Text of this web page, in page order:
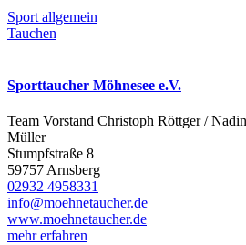
Sport allgemein
Tauchen
Sporttaucher Möhnesee e.V.
Team Vorstand Christoph Röttger /
Müller
Stumpfstraße 8
59757 Arnsberg
02932 4958331
info@moehnetaucher.de
www.moehnetaucher.de
mehr erfahren